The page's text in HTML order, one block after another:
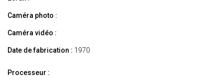
Caméra photo :
Caméra vidéo :
Date de fabrication : 1970
Processeur :